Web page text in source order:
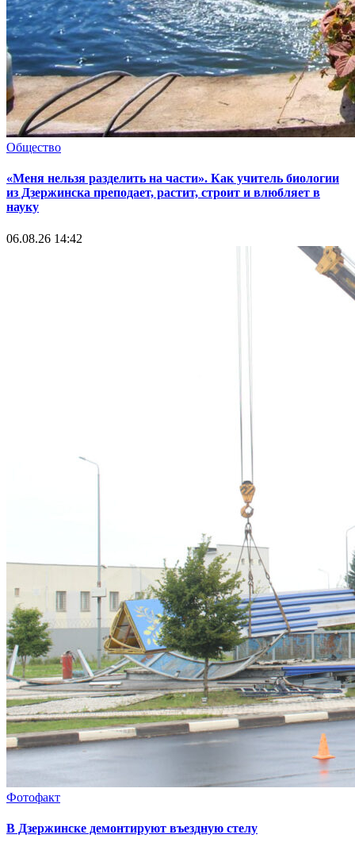
Общество
«Меня нельзя разделить на части». Как учитель биологии
из Дзержинска преподает, растит, строит и влюбляет в
науку
06.08.26 14:42
Фотофакт
В Дзержинске демонтируют въездную стелу